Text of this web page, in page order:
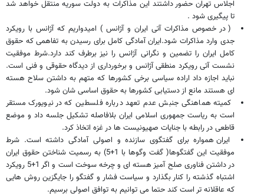
اجلاس تهران حضور داشتند این مذاکرات به دولت سوریه منتقل خواهد شد
تا پیگیری شود .
( در خصوص مذاکرات آتی ایران و آژانس ) امیدواریم که آژانس با رویکرد
جدی وارد مذاکرات شود.ایران آمادگی کامل برای رسیدن به تفاهمی که حقوق
کامل ایران را تضمین و نگرانی آژانس را نیز برطرف کند دارد.شرط موفقیت
نشست آتی رویکرد منطقی آژانس و برخورداری از دیدگاه حقوقی و فنی است.
نباید اجازه داد اراده سیاسی برخی کشورها که متهم به داشتن سلاح هسته
ای هستند مانع از دستیابی کشورها به حقوق اساسی شان شود.
کمیته هماهنگی جنبش عدم تعهد درباره فلسطین که در نیویورک مستقر
است به ریاست جمهوری اسلامی ایران بلافاصله تشکیل جلسه داد و موضع
قاطعی در رابطه با جنایات صهیونیست ها در غزه اتخاذ کرد.
ایران همواره برای گفتگوی سازنده و اصولی آمادگی داشته است. شرط
موفقیت این گفتگوها( گفت وگوها با 1+5) به رسمیت شناختن حقوق ایران
در داشتن فناوری صلح آمیز هسته ای و چرخه سوخت است و اگر 1+5 رویکرد
اشتباه گذشته را کنار بگذارد و سیاست فشار و گفتگو را جایگزین روش هایی
که عاقلانه تر است کند حتما می توانیم به توافق اصولی برسیم.